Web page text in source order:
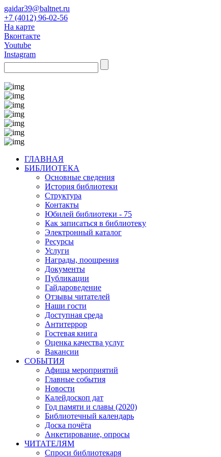
gaidar39@baltnet.ru
+7 (4012) 96-02-56
На карте
Вконтакте
Youtube
Instagram
ГЛАВНАЯ
БИБЛИОТЕКА
Основные сведения
История библиотеки
Структура
Контакты
Юбилей библиотеки - 75
Как записаться в библиотеку
Электронный каталог
Ресурсы
Услуги
Награды, поощрения
Документы
Публикации
Гайдароведение
Отзывы читателей
Наши гости
Доступная среда
Антитеррор
Гостевая книга
Оценка качества услуг
Вакансии
СОБЫТИЯ
Афиша мероприятий
Главные события
Новости
Калейдоскоп дат
Год памяти и славы (2020)
Библиотечный календарь
Доска почёта
Анкетирование, опросы
ЧИТАТЕЛЯМ
Спроси библиотекаря